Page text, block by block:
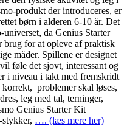
produkt der introduceres, er
børn i alderen 6-10 år. Det
da Genius Starter
for at opleve af praktisk
måder. Spillene er designet
føle det sjovt, interessant og
i niveau i takt med fremskridt
problemer skal løses,
leg med tal, terninger,
Genius Starter Kit
…. (læs mere her)